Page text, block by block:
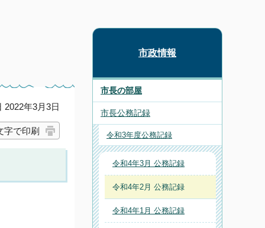
年3月3日
字で印刷
市政情報
市長の部屋
市長公務記録
令和3年度公務記録
令和4年3月 公務記録
令和4年2月 公務記録
令和4年1月 公務記録